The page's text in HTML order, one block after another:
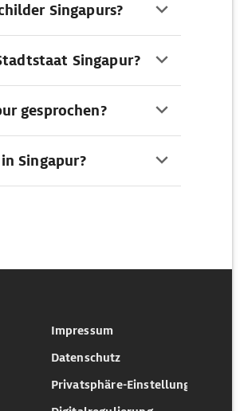
Singapurs?
Singapur?
gesprochen?
Singapur?
Impressum
Datenschutz
Privatsphäre-Einstellungen